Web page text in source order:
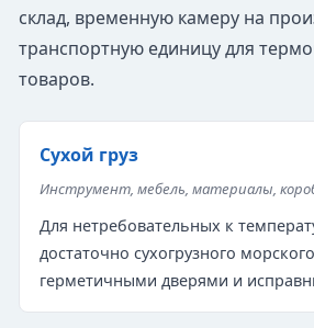
склад, временную камеру на
транспортную единицу для
товаров.
Сухой груз
Инструмент, мебель, материалы,
Для нетребовательных к
достаточно сухогрузного
герметичными дверями и